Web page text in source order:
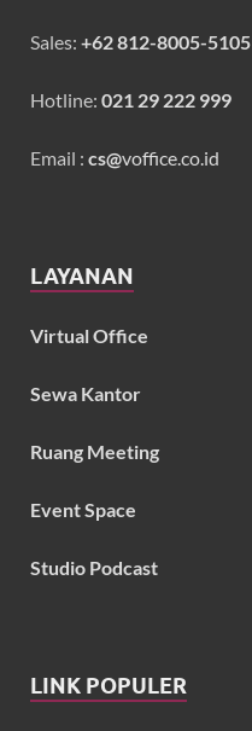
Sales: +62 812-8005-5105
Hotline: 021 29 222 999
Email : cs@voffice.co.id
LAYANAN
Virtual Office
Sewa Kantor
Ruang Meeting
Event Space
Studio Podcast
LINK POPULER